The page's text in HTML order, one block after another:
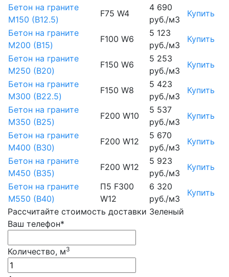
Бетон на граните
М150 (B12.5)
F75 W4
4 690
руб./м3
Купить
Бетон на граните
М200 (B15)
F100 W6
5 123
руб./м3
Купить
Бетон на граните
М250 (B20)
F150 W6
5 253
руб./м3
Купить
Бетон на граните
М300 (B22.5)
F150 W8
5 423
руб./м3
Купить
Бетон на граните
М350 (B25)
F200 W10
5 537
руб./м3
Купить
Бетон на граните
М400 (B30)
F200 W12
5 670
руб./м3
Купить
Бетон на граните
М450 (B35)
F200 W12
5 923
руб./м3
Купить
Бетон на граните
М550 (B40)
П5 F300
W12
6 320
руб./м3
Купить
Рассчитайте стоимость доставки Зеленый
Ваш телефон*
Количество, м3